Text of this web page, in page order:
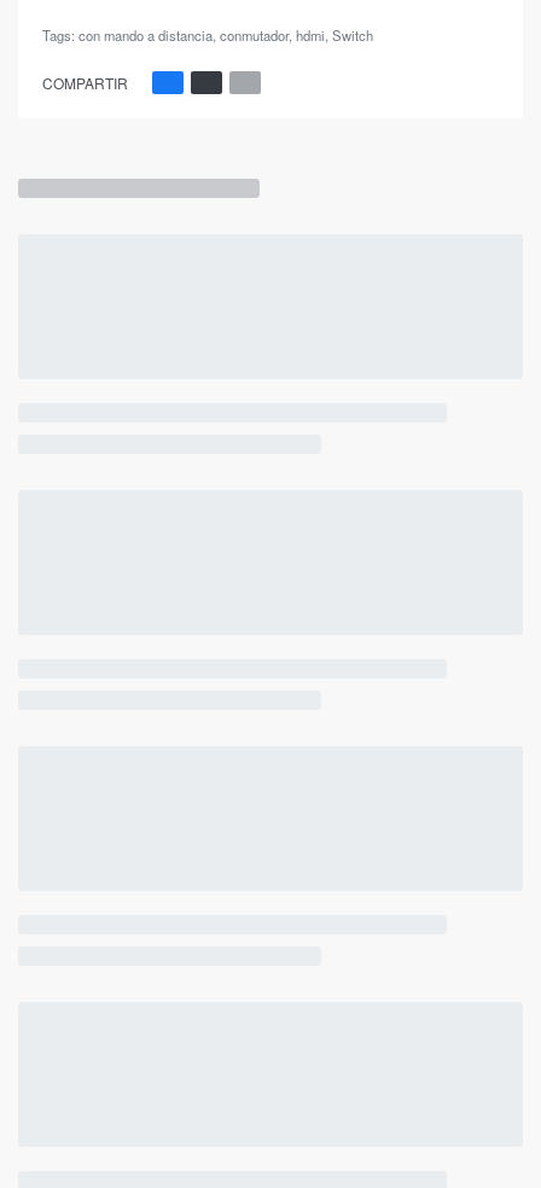
Tags: con mando a distancia, conmutador, hdmi, Switch
COMPARTIR